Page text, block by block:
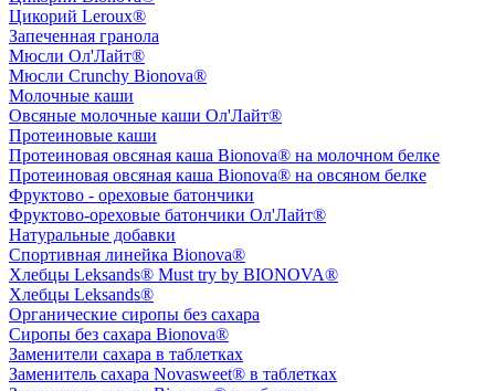
Цикорий Leroux®
Запеченная гранола
Мюсли Ол'Лайт®
Мюсли Crunchy Bionova®
Молочные каши
Овсяные молочные каши Ол'Лайт®
Протеиновые каши
Протеиновая овсяная каша Bionova® на молочном белке
Протеиновая овсяная каша Bionova® на овсяном белке
Фруктово - ореховые батончики
Фруктово-ореховые батончики Ол'Лайт®
Натуральные добавки
Спортивная линейка Bionova®
Хлебцы Leksands® Must try by BIONOVA®
Хлебцы Leksands®
Органические сиропы без сахара
Сиропы без сахара Bionova®
Заменители сахара в таблетках
Заменитель сахара Novasweet® в таблетках